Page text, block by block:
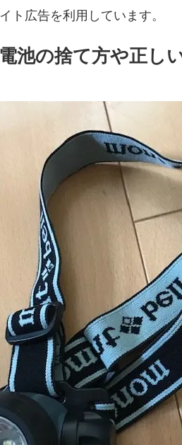
ト広告を利用しています。
池の捨て方や正し